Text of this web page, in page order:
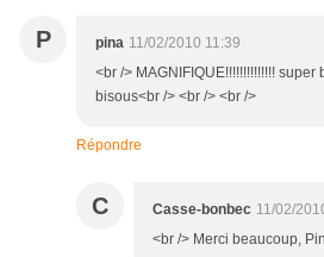
P pina 11/02/2010 11:39
<br /> MAGNIFIQUE!!!!!!!!!!!!!! super
bisous<br /> <br /> <br />
Répondre
C Casse-bonbec 11/02/
<br /> Merci beaucoup,